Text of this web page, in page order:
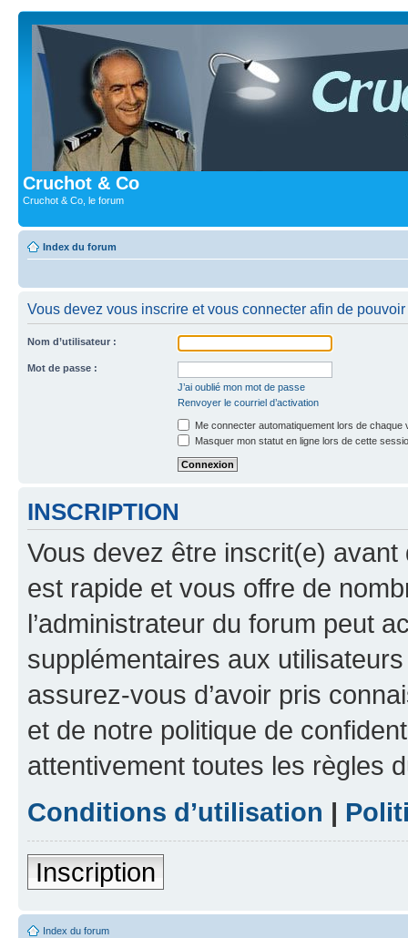
Cruchot & Co
Cruchot & Co, le forum
Index du forum
Vous devez vous inscrire et vous connecter afin de
Nom d’utilisateur :
Mot de passe :
J’ai oublié mon mot de passe
Renvoyer le courriel d’activation
Me connecter automatiquement lors de chaque
Masquer mon statut en ligne lors de cette
INSCRIPTION
Vous devez être inscrit(e) avant
est rapide et vous offre de
l’administrateur du forum peut
supplémentaires aux
assurez-vous d’avoir pris
et de notre politique de
attentivement toutes les règles
Conditions d’utilisation |
Inscription
Index du forum